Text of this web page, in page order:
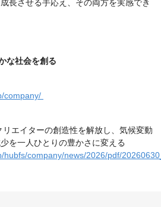
長させる手応え、その両方を実感でき
な社会を創る
company/
エイターの創造性を解放し、気候変動
を一人ひとりの豊かさに変える
hubfs/company/news/2026/pdf/